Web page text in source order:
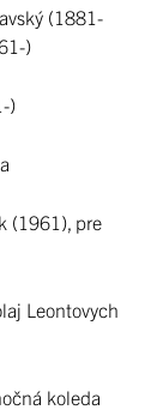
(1881-
)
)
(1961), pre
Leontovych
koleda